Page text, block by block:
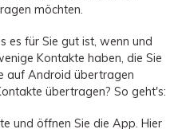
möchten.
es für Sie gut ist, wenn und
Kontakte haben, die Sie
auf Android übertragen
übertragen? So geht's:
und öffnen Sie die App. Hier